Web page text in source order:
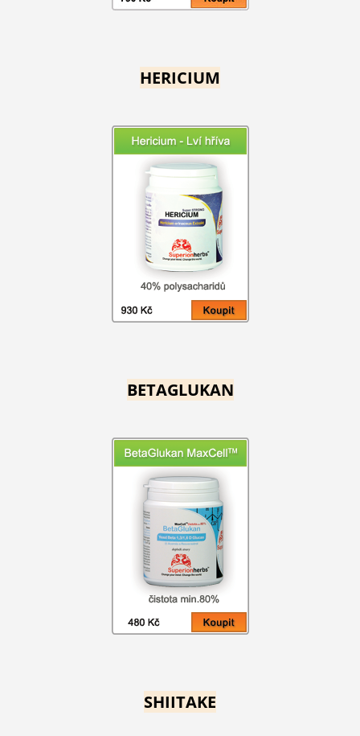
HERICIUM
BETAGLUKAN
SHIITAKE